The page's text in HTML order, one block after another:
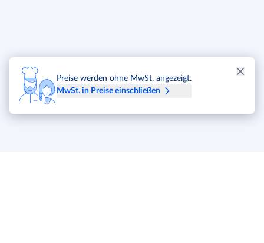
Preise werden ohne MwSt. angezeigt.
MwSt. in Preise einschließen